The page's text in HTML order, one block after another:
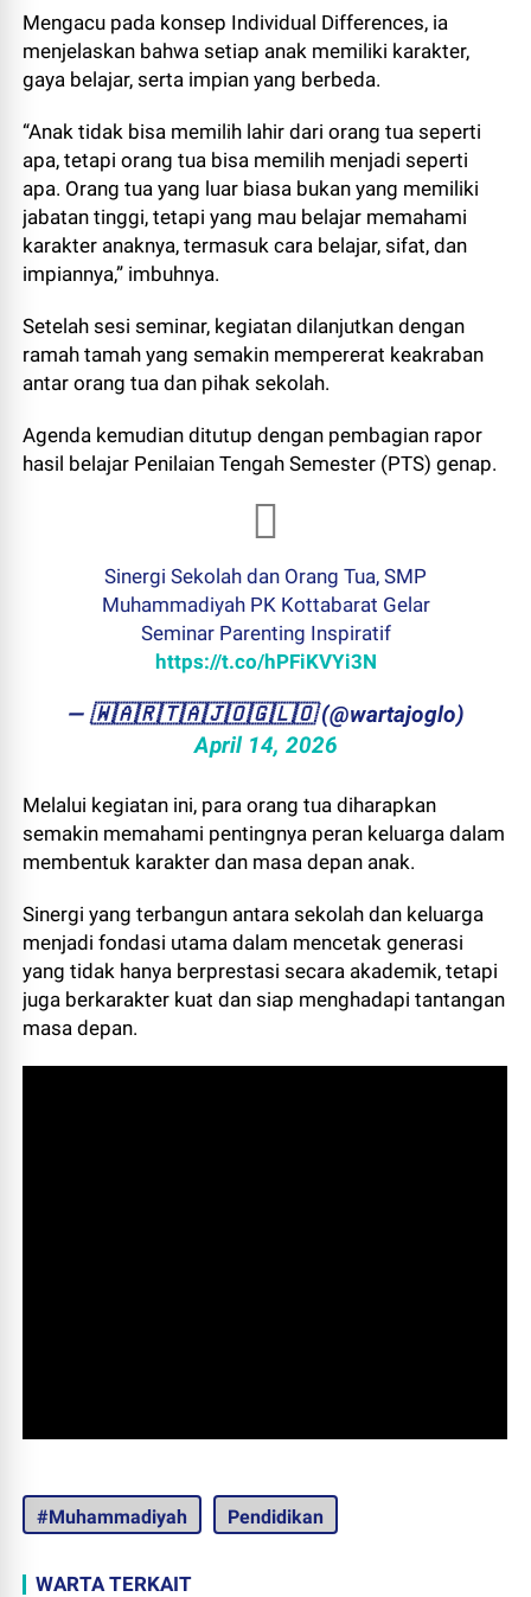
Mengacu pada konsep Individual Differences, ia
menjelaskan bahwa setiap anak memiliki karakter,
gaya belajar, serta impian yang berbeda.
“Anak tidak bisa memilih lahir dari orang tua seperti
apa, tetapi orang tua bisa memilih menjadi seperti
apa. Orang tua yang luar biasa bukan yang memiliki
jabatan tinggi, tetapi yang mau belajar memahami
karakter anaknya, termasuk cara belajar, sifat, dan
impiannya,” imbuhnya.
Setelah sesi seminar, kegiatan dilanjutkan dengan
ramah tamah yang semakin mempererat keakraban
antar orang tua dan pihak sekolah.
Agenda kemudian ditutup dengan pembagian rapor
hasil belajar Penilaian Tengah Semester (PTS) genap.
Sinergi Sekolah dan Orang Tua, SMP
Muhammadiyah PK Kottabarat Gelar
Seminar Parenting Inspiratif
https://t.co/hPFiKVYi3N
— ​🇼​​🇦​​🇷​​🇹​​🇦​​🇯​​🇴​​🇬​​🇱​​🇴 (@wartajoglo)
April 14, 2026
Melalui kegiatan ini, para orang tua diharapkan
semakin memahami pentingnya peran keluarga dalam
membentuk karakter dan masa depan anak.
Sinergi yang terbangun antara sekolah dan keluarga
menjadi fondasi utama dalam mencetak generasi
yang tidak hanya berprestasi secara akademik, tetapi
juga berkarakter kuat dan siap menghadapi tantangan
masa depan.
#Muhammadiyah Pendidikan
WARTA TERKAIT